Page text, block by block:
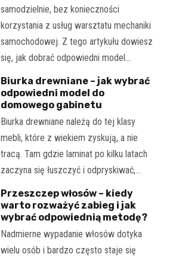
samodzielnie, bez konieczności
korzystania z usług warsztatu mechaniki
samochodowej. Z tego artykułu dowiesz
się, jak dobrać odpowiedni model…
Biurka drewniane – jak wybrać
odpowiedni model do
domowego gabinetu
Biurka drewniane należą do tej klasy
mebli, które z wiekiem zyskują, a nie
tracą. Tam gdzie laminat po kilku latach
zaczyna się łuszczyć i odpryskiwać,…
Przeszczep włosów – kiedy
warto rozważyć zabieg i jak
wybrać odpowiednią metodę?
Nadmierne wypadanie włosów dotyka
wielu osób i bardzo często staje się